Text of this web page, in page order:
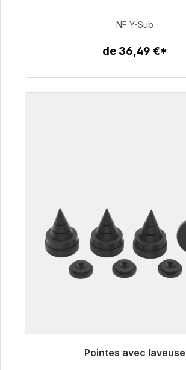
50,99 €
NF Y-Sub
de 36,49 €*
Pointes avec laveuse